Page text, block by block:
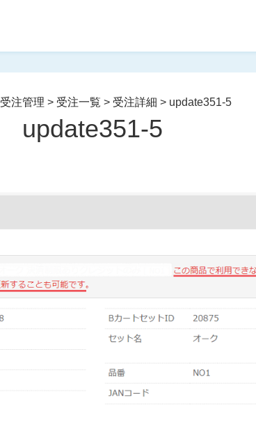
受注管理 > 受注一覧 > 受注詳細 > update351-5
update351-5